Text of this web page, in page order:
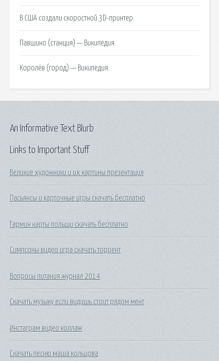
В США создали скоростной 3D-принтер.
Павшино (станция) — Википедия.
Королёв (город) — Википедия.
Links to Important Stuff
Великие художники и их картины презентация
Пасьянсы и карточные игры скачать бесплатно
Гармин карты польши скачать бесплатно
Симпсоны видео игра скачать торрент
Вопросы питания журнал 2014
Скачать музыку если видишь стоит рядом мент
Инстаграм видео коллаж
Скачать песню маша кольцова
An Informative Text Blurb